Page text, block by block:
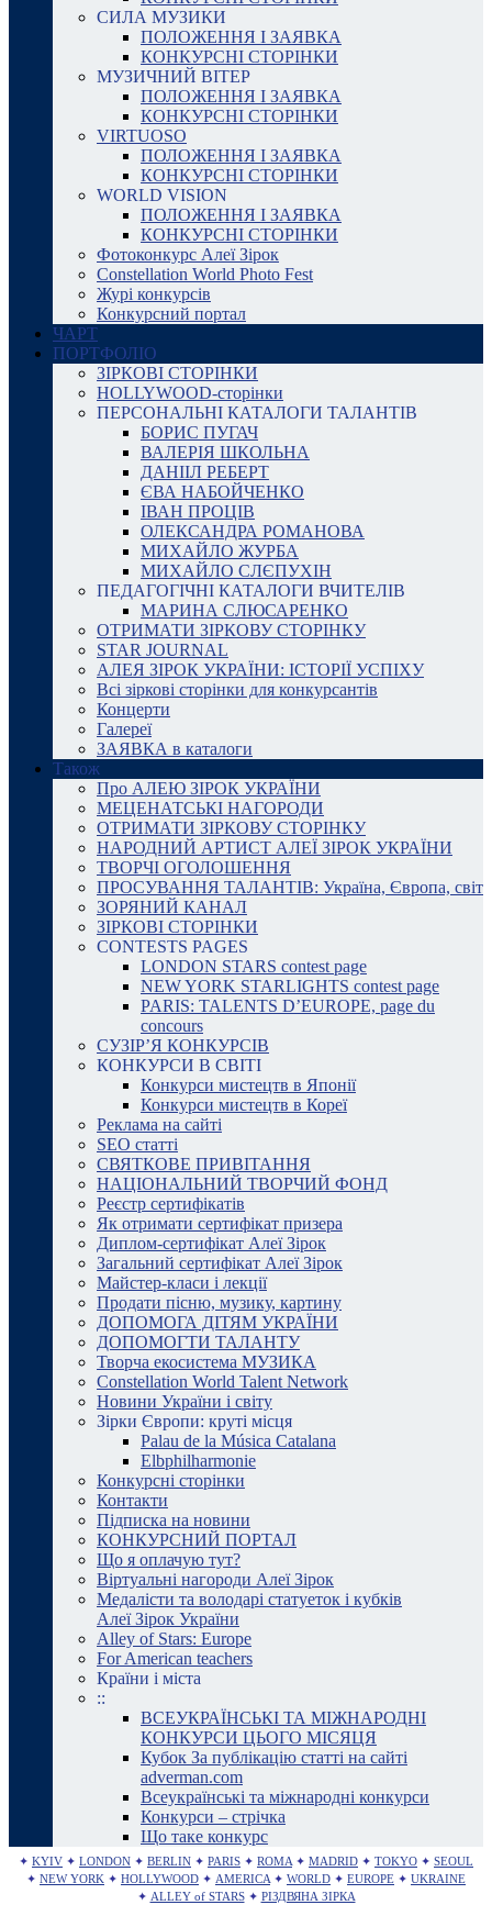
СИЛА МУЗИКИ
ПОЛОЖЕННЯ І ЗАЯВКА
КОНКУРСНІ СТОРІНКИ
МУЗИЧНИЙ ВІТЕР
ПОЛОЖЕННЯ І ЗАЯВКА
КОНКУРСНІ СТОРІНКИ
VIRTUOSO
ПОЛОЖЕННЯ І ЗАЯВКА
КОНКУРСНІ СТОРІНКИ
WORLD VISION
ПОЛОЖЕННЯ І ЗАЯВКА
КОНКУРСНІ СТОРІНКИ
Фотоконкурс Алеї Зірок
Constellation World Photo Fest
Журі конкурсів
Конкурсний портал
ЧАРТ
ПОРТФОЛІО
ЗІРКОВІ СТОРІНКИ
HOLLYWOOD-сторінки
ПЕРСОНАЛЬНІ КАТАЛОГИ ТАЛАНТІВ
БОРИС ПУГАЧ
ВАЛЕРІЯ ШКОЛЬНА
ДАНІІЛ РЕБЕРТ
ЄВА НАБОЙЧЕНКО
ІВАН ПРОЦІВ
ОЛЕКСАНДРА РОМАНОВА
МИХАЙЛО ЖУРБА
МИХАЙЛО СЛЄПУХІН
ПЕДАГОГІЧНІ КАТАЛОГИ ВЧИТЕЛІВ
МАРИНА СЛЮСАРЕНКО
ОТРИМАТИ ЗІРКОВУ СТОРІНКУ
STAR JOURNAL
АЛЕЯ ЗІРОК УКРАЇНИ: ІСТОРІЇ УСПІХУ
Всі зіркові сторінки для конкурсантів
Концерти
Галереї
ЗАЯВКА в каталоги
Також
Про АЛЕЮ ЗІРОК УКРАЇНИ
МЕЦЕНАТСЬКІ НАГОРОДИ
ОТРИМАТИ ЗІРКОВУ СТОРІНКУ
НАРОДНИЙ АРТИСТ АЛЕЇ ЗІРОК УКРАЇНИ
ТВОРЧІ ОГОЛОШЕННЯ
ПРОСУВАННЯ ТАЛАНТІВ: Україна, Європа, світ
ЗОРЯНИЙ КАНАЛ
ЗІРКОВІ СТОРІНКИ
CONTESTS PAGES
LONDON STARS contest page
NEW YORK STARLIGHTS contest page
PARIS: TALENTS D’EUROPE, page du
concours
СУЗІР’Я КОНКУРСІВ
КОНКУРСИ В СВІТІ
Конкурси мистецтв в Японії
Конкурси мистецтв в Кореї
Реклама на сайті
SEO статті
СВЯТКОВЕ ПРИВІТАННЯ
НАЦІОНАЛЬНИЙ ТВОРЧИЙ ФОНД
Реєстр сертифікатів
Як отримати сертифікат призера
Диплом-сертифікат Алеї Зірок
Загальний сертифікат Алеї Зірок
Майстер-класи і лекції
Продати пісню, музику, картину
ДОПОМОГА ДІТЯМ УКРАЇНИ
ДОПОМОГТИ ТАЛАНТУ
Творча екосистема МУЗИКА
Constellation World Talent Network
Новини України і світу
Зірки Європи: круті місця
Palau de la Música Catalana
Elbphilharmonie
Конкурсні сторінки
Контакти
Підписка на новини
КОНКУРСНИЙ ПОРТАЛ
Що я оплачую тут?
Віртуальні нагороди Алеї Зірок
Медалісти та володарі статуеток і кубків
Алеї Зірок України
Alley of Stars: Europe
For American teachers
Країни і міста
::
ВСЕУКРАЇНСЬКІ ТА МІЖНАРОДНІ
КОНКУРСИ ЦЬОГО МІСЯЦЯ
Кубок За публікацію статті на сайті
adverman.com
Всеукраїнські та міжнародні конкурси
Конкурси – стрічка
Що таке конкурс
✦ KYIV ✦ LONDON ✦ BERLIN ✦ PARIS ✦ ROMA ✦ MADRID ✦ TOKYO ✦ SEOUL
✦ NEW YORK ✦ HOLLYWOOD ✦ AMERICA ✦ WORLD ✦ EUROPE ✦ UKRAINE
✦ ALLEY of STARS ✦ РІЗДВЯНА ЗІРКА